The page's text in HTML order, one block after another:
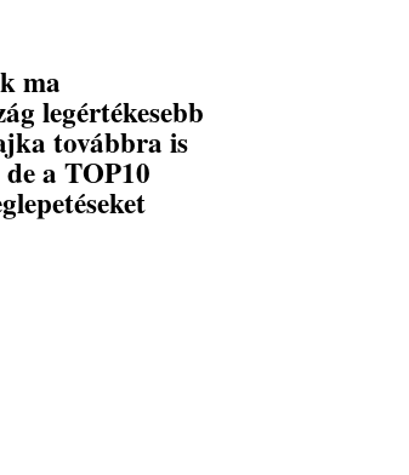
ma
legértékesebb
továbbra is
a TOP10